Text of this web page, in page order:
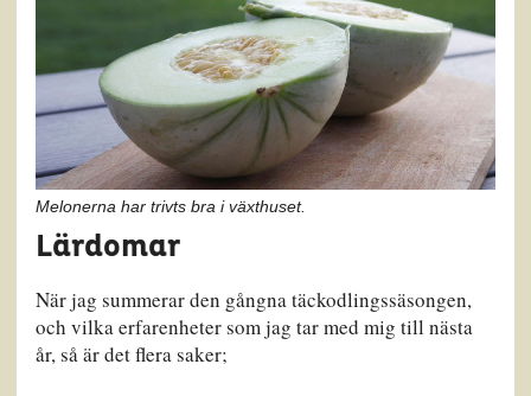
Melonerna har trivts bra i växthuset.
Lärdomar
När jag summerar den gångna täckodlingssäsongen,
och vilka erfarenheter som jag tar med mig till nästa
år, så är det flera saker;